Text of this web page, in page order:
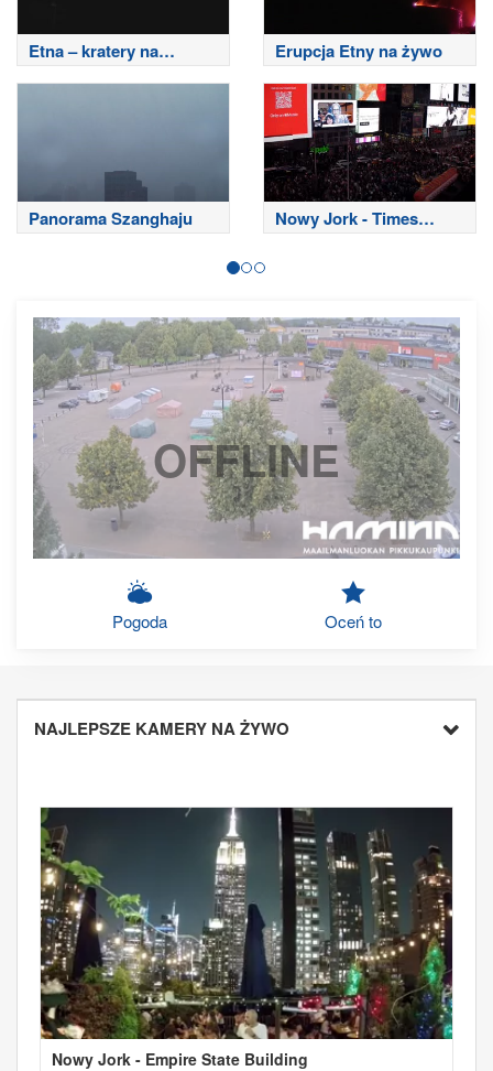
Etna – kratery na
szczycie
Erupcja Etny na żywo
Panorama Szanghaju
Nowy Jork - Times
Square
OFFLINE
Pogoda Oceń to
NAJLEPSZE KAMERY NA ŻYWO
Nowy Jork - Empire State Building